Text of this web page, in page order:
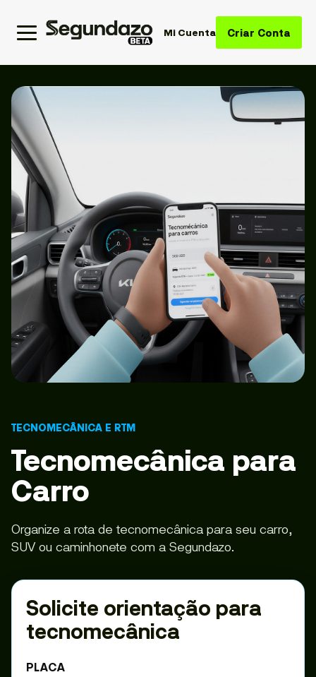
Mi Cuenta Criar Conta
TECNOMECÂNICA E RTM
Tecnomecânica para
Carro
Organize a rota de tecnomecânica para seu carro,
SUV ou caminhonete com a Segundazo.
Solicite orientação para
tecnomecânica
PLACA